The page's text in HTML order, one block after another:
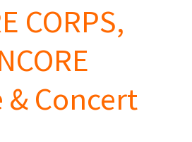
CORPS,
& Concert